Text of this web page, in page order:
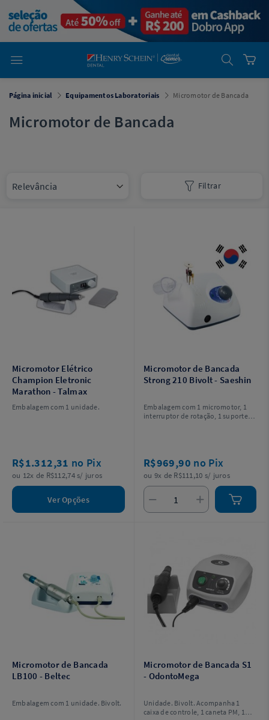
Dental
Cremer -
Henry Schein
Laboratório
Laboratório
emDental
Henry Schein
Você está
Página inicial Equipamentos Laboratoriais Micromotor de Bancada
Micromotor de Bancada
Micromotor Elétrico
Champion Eletronic
Marathon - Talmax
Embalagem com 1 unidade.
R$1.312,31 no Pix
ou 12x de R$112,74 s/ juros
Ver Opções
Micromotor de Bancada
Strong 210 Bivolt - Saeshin
Embalagem com 1 micromotor, 1
interruptor de rotação, 1 suporte
R$969,90 no Pix
ou 9x de R$111,10 s/ juros
Micromotor de Bancada
LB100 - Beltec
Embalagem com 1 unidade. Bivolt.
Micromotor de Bancada S1
- OdontoMega
Unidade. Bivolt. Acompanha 1
caixa de controle, 1 caneta PM, 1
Filtrar